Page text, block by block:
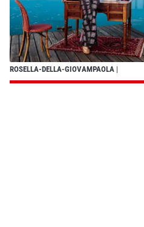
ROSELLA-DELLA-GIOVAMPAOLA |